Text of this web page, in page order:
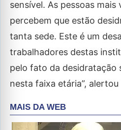
sensível. As pessoas mais
percebem que estão
tanta sede. Este é um
trabalhadores destas
pelo fato da desidratação
nesta faixa etária”,